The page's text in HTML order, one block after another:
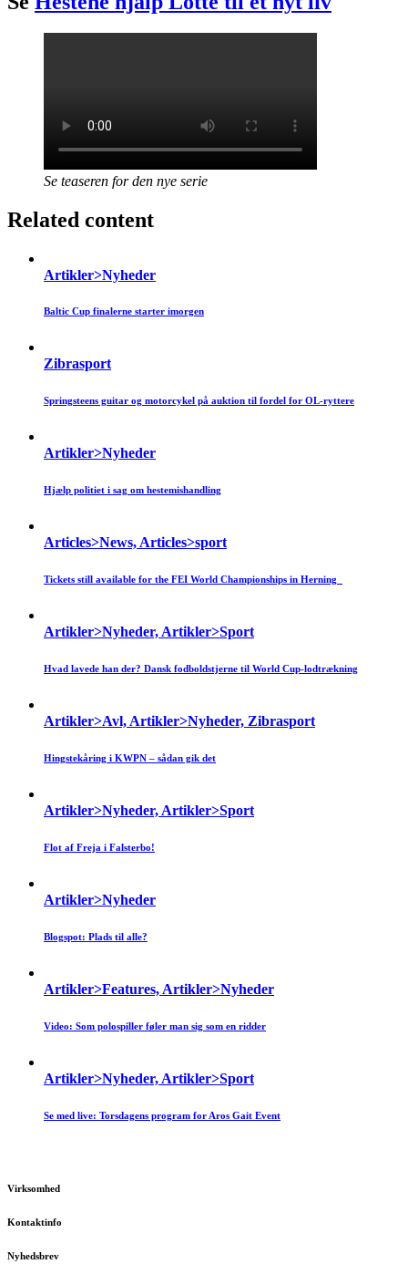
Se teaseren for den nye serie
Related content
Artikler>Nyheder
Baltic Cup finalerne starter imorgen
Zibrasport
Springsteens guitar og motorcykel på auktion til fordel for OL-ryttere
Artikler>Nyheder
Hjælp politiet i sag om hestemishandling
Articles>News, Articles>sport
Tickets still available for the FEI World Championships in Herning
Artikler>Nyheder, Artikler>Sport
Hvad lavede han der? Dansk fodboldstjerne til World Cup-lodtrækning
Artikler>Avl, Artikler>Nyheder, Zibrasport
Hingstekåring i KWPN – sådan gik det
Artikler>Nyheder, Artikler>Sport
Flot af Freja i Falsterbo!
Artikler>Nyheder
Blogspot: Plads til alle?
Artikler>Features, Artikler>Nyheder
Video: Som polospiller føler man sig som en ridder
Artikler>Nyheder, Artikler>Sport
Se med live: Torsdagens program for Aros Gait Event
Virksomhed
Kontaktinfo
Nyhedsbrev